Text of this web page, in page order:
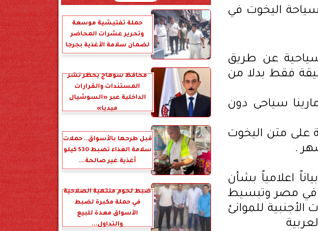
اليخوت في
عن طريق
الواحدة لليخوت الأجنبية تستغرق 30 دقيقة فقط بدلا من
سياحى دون
على متن اليخوت
اعلامياً بشأن
في مصر وتبسيط
للموانئ
حملة تفتيشية موسعة
وتحرير عشرات المحاضر
لضمان سلامة الأغذية بجرجا
محافظ سوهاج يحظر نشر
المستندات والقرارات
الداخلية عبر «السوشيال
ميديا»
قبل طرحها بالأسواق.. حملات
سلامة الغذاء تضبط 530 كيلو
أغذية غير صالحة...
ضبط لحوم منتهية الصلاحية
في حملة مكبرة لضبط
الأسواق معدة للبيع
والتداول...